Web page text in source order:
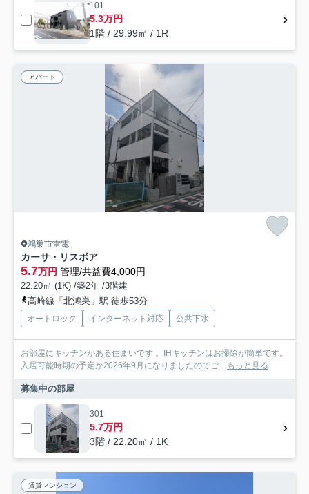
101
5.3万円
1階 / 29.99㎡ / 1R
アパート
鴻巣市雷電
カーサ・リスボア
5.7万円 管理/共益費4,000円
22.20㎡ (1K) /築2年 /3階建
高崎線「北鴻巣」駅 徒歩53分
オートロック インターネット対応 公共下水
お部屋にキッチンがある住まいです 。IHキッチンはお掃除が簡単です。
入居可能時期の予定が2026年9月になりましたのでご... もっと見る
募集中の部屋
301
5.7万円
3階 / 22.20㎡ / 1K
賃貸マンション